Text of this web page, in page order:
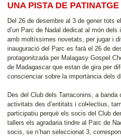
UNA PISTA DE
Del 26 de desembre al 3 de gener tots
d’un Parc de Nadal dedicat al món
amb moltíssimes novetats, per jugar i
inauguració del Parc es farà el 26 de
protagonitzada per Malagasy Gospel
de Madagascar que estan de gira per
conscienciar sobre la importància dels
Des del Club dels Tarraconins, a
activitats des d’entitats i col•lectius,
participatiu perquè els socis del Club
tallers els agradaria tindre al Parc de
socis, se n’han seleccionat 3,